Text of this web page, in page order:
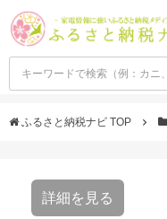
ふるさと納税ナビ TOP
詳細を見る